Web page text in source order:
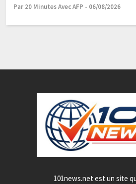
Par 20 Minutes Avec AFP - 06/08/2026
101news.net est un site